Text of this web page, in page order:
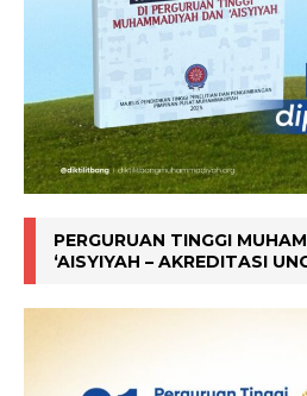
PERGURUAN TINGGI
‘AISYIYAH – AKREDITASI